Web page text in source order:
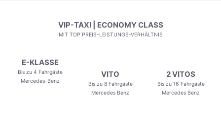
VIP-TAXI | ECONOMY CLASS
MIT TOP PREIS-LEISTUNGS-VERHÄLTNIS
E-KLASSE
Bis zu 4 Fahrgäste
Mercedes-Benz
VITO
Bis zu 8 Fahrgäste
Mercedes Benz
2 VITOS
Bis zu 16 Fahrgäste
Mercedes Benz